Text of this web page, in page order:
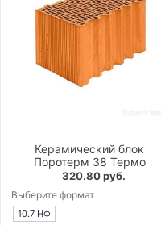
Керамический блок
Поротерм 38 Термо
320.80 руб.
Выберите формат
10.7 НФ